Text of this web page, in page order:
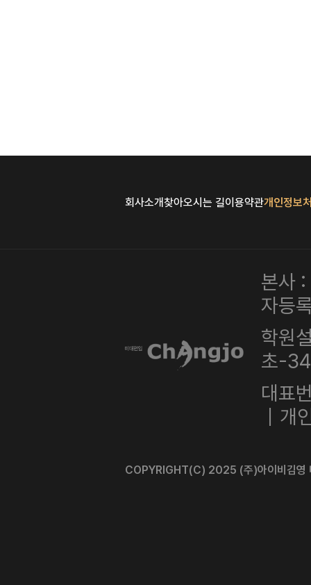
회사소개찾아오시는 길이용약관개인정보
본사
자등
학원
초-
대표
｜
COPYRIGHT(C) 2025 (주)아이비김영